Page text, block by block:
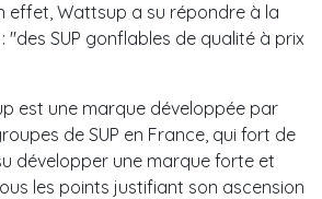
effet, Wattsup a su répondre à la
"des SUP gonflables de qualité à prix
est une marque développée par
de SUP en France, qui fort de
développer une marque forte et
les points justifiant son ascension